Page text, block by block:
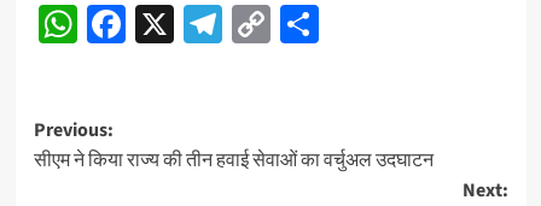
WhatsApp
Facebook
X Telegram
CopyShare
Post
navigation
Previous:
सीएम ने किया राज्य की तीन हवाई सेवाओं का वर्चुअल उदघाटन
Next: